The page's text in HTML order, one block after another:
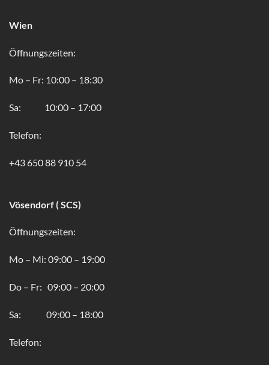
Wien
Öffnungszeiten:
Mo – Fr: 10:00 – 18:30
Sa: 10:00 – 17:00
Telefon:
+43 650 88 910 54
Vösendorf ( SCS)
Öffnungszeiten:
Mo – Mi: 09:00 – 19:00
Do – Fr: 09:00 – 20:00
Sa: 09:00 – 18:00
Telefon: